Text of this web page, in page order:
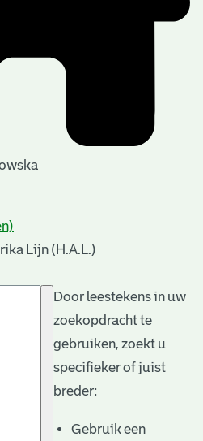
Lijn (H.A.L.)
Door leestekens in uw
zoekopdracht te
gebruiken, zoekt u
specifieker of juist
breder:
Gebruik een